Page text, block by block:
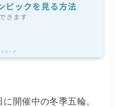
開催中の冬季五輪。